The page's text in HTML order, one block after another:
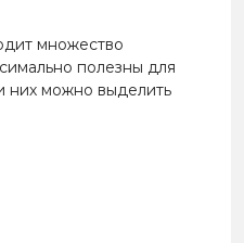
множество
полезны для
них можно выделить